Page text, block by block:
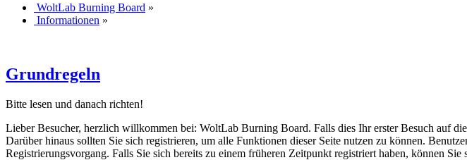
WoltLab Burning Board »
Informationen »
Grundregeln
Bitte lesen und danach richten!
Lieber Besucher, herzlich willkommen bei: WoltLab Burning Board. Falls dies Ihr erster Besuch auf
Darüber hinaus sollten Sie sich registrieren, um alle Funktionen dieser Seite nutzen zu können.
Registrierungsvorgang. Falls Sie sich bereits zu einem früheren Zeitpunkt registriert haben, können Sie